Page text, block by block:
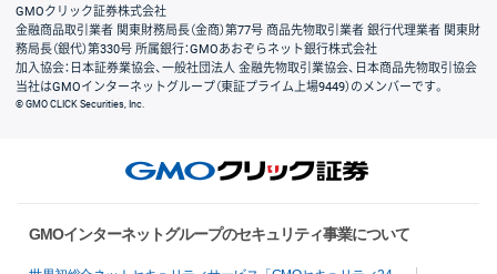
GMOクリック証券株式会社
金融商品取引業者 関東財務局長（金商）第77号 商品先物取引業者 銀行代理業者 関東財
務局長（銀代）第330号 所属銀行：GMOあおぞらネット銀行株式会社
加入協会：日本証券業協会、一般社団法人 金融先物取引業協会、日本商品先物取引協会
当社はGMOインターネットグループ（東証プライム上場9449）のメンバーです。
© GMO CLICK Securities, Inc.
GMOインターネットグループのセキュリティ事業について